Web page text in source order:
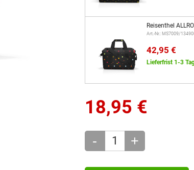
Reisenthel
Art.-Nr.: MS7009/
42,95 €
Lieferfrist 1-3
18,95 €
- +